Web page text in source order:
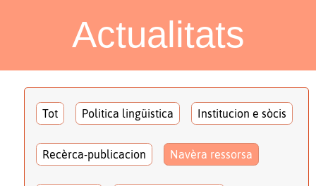
Actualitats
Tot Politica lingüistica Institucion e sòcis
Recèrca-publicacion Navèra ressorsa